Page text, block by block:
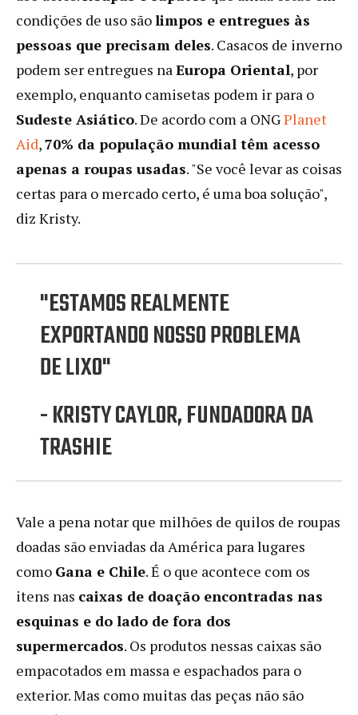
condições de uso sãolimpos e entregues às
pessoas que precisam deles. Casacos de inverno
podem ser entregues naEuropa Oriental, por
exemplo, enquanto camisetas podem ir para o
Sudeste Asiático. De acordo com a ONGPlanet
Aid,70% da população mundial têm acesso
apenas a roupas usadas. "Se você levar as coisas
certas para o mercado certo, é uma boa solução",
diz Kristy.
"ESTAMOS REALMENTE
EXPORTANDO NOSSO PROBLEMA
DE LIXO"
- KRISTY CAYLOR, FUNDADORA DA
TRASHIE
Vale a pena notar que milhões de quilos de roupas
doadas são enviadas da América para lugares
como Gana e Chile. É o que acontece com os
itens nas caixas de doação encontradas nas
esquinas e do lado de fora dos
supermercados. Os produtos nessas caixas são
empacotados em massa e espachados para o
exterior. Mas como muitas das peças não são